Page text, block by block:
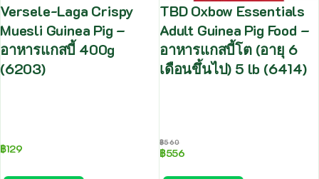
Versele-Laga Crispy
Muesli Guinea Pig –
อาหารแกสบี้ 400g
(6203)
฿129
TBD Oxbow Essentials
Adult Guinea Pig Food –
อาหารแกสบี้โต (อายุ 6
เดือนขึ้นไป) 5 lb (6414)
฿560
฿556